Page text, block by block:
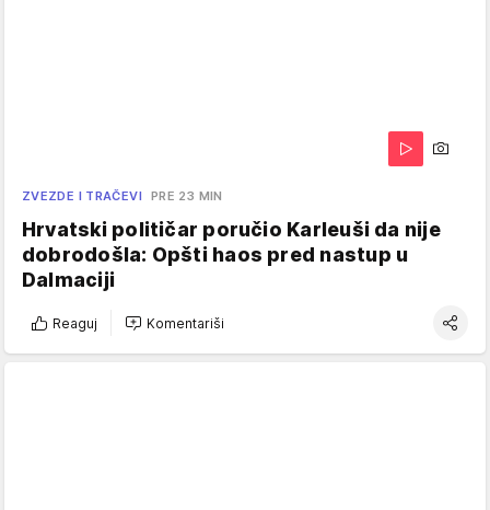
ZVEZDE I TRAČEVI PRE 23 MIN
Hrvatski političar poručio Karleuši da nije
dobrodošla: Opšti haos pred nastup u
Dalmaciji
Reaguj Komentariši